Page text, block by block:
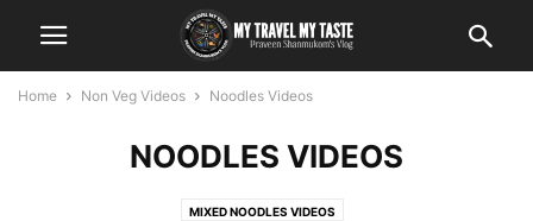
Home Non Veg Videos Noodles Videos
NOODLES VIDEOS
MIXED NOODLES VIDEOS